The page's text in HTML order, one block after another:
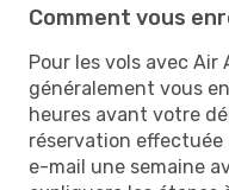
Comment vous
Pour les vols avec Air
généralement vous
heures avant votre
réservation effectuée
e-mail une semaine